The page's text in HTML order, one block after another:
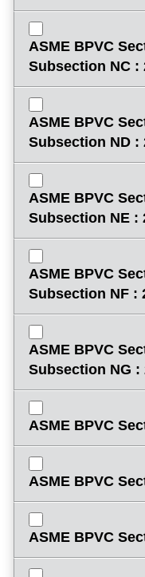
ASME BPVC
Subsection NC :
ASME BPVC
Subsection ND :
ASME BPVC
Subsection NE :
ASME BPVC
Subsection NF :
ASME BPVC
Subsection NG :
ASME BPVC
ASME BPVC
ASME BPVC